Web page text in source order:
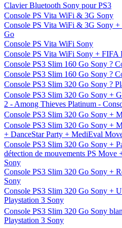
Clavier Bluetooth Sony pour PS3
Console PS Vita WiFi & 3G Sony
Console PS Vita WiFi & 3G Sony
Go
Console PS Vita WiFi Sony
Console PS Vita WiFi Sony + FIFA
Console PS3 Slim 160 Go Sony ?
Console PS3 Slim 160 Go Sony ?
Console PS3 Slim 320 Go Sony ?
Console PS3 Slim 320 Go Sony +
2 - Among Thieves Platinum -
Console PS3 Slim 320 Go Sony +
Console PS3 Slim 320 Go Sony +
+ DanceStar Party + MediEval
Console PS3 Slim 320 Go Sony +
détection de mouvements PS Move
Sony
Console PS3 Slim 320 Go Sony +
Sony
Console PS3 Slim 320 Go Sony +
Playstation 3 Sony
Console PS3 Slim 320 Go Sony
Playstation 3 Sony